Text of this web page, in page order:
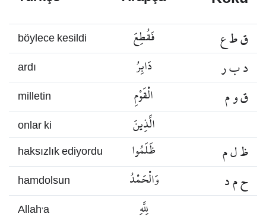
böylece kesildi فَقُطِعَ ق ط ع
ardı دَابِرُ د ب ر
milletin الْقَوْمِ ق و م
onlar ki الَّذِينَ
haksızlık ediyordu ظَلَمُوا ظ ل م
hamdolsun وَالْحَمْدُ ح م د
Allah’a لِلَّهِ